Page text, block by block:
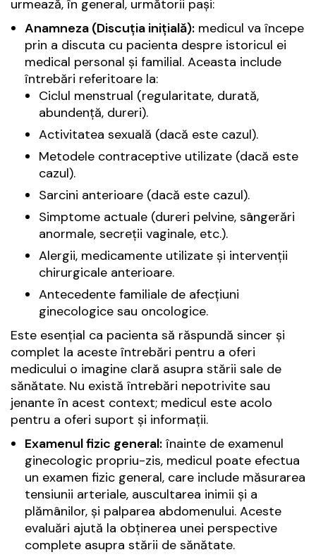
urmează, în general, următorii pași:
Anamneza (Discuția inițială): medicul va începe
prin a discuta cu pacienta despre istoricul ei
medical personal și familial. Aceasta include
întrebări referitoare la:
Ciclul menstrual (regularitate, durată,
abundență, dureri).
Activitatea sexuală (dacă este cazul).
Metodele contraceptive utilizate (dacă este
cazul).
Sarcini anterioare (dacă este cazul).
Simptome actuale (dureri pelvine, sângerări
anormale, secreții vaginale, etc.).
Alergii, medicamente utilizate și intervenții
chirurgicale anterioare.
Antecedente familiale de afecțiuni
ginecologice sau oncologice.
Este esențial ca pacienta să răspundă sincer și
complet la aceste întrebări pentru a oferi
medicului o imagine clară asupra stării sale de
sănătate. Nu există întrebări nepotrivite sau
jenante în acest context; medicul este acolo
pentru a oferi suport și informații.
Examenul fizic general: înainte de examenul
ginecologic propriu-zis, medicul poate efectua
un examen fizic general, care include măsurarea
tensiunii arteriale, auscultarea inimii și a
plămânilor, și palparea abdomenului. Aceste
evaluări ajută la obținerea unei perspective
complete asupra stării de sănătate.